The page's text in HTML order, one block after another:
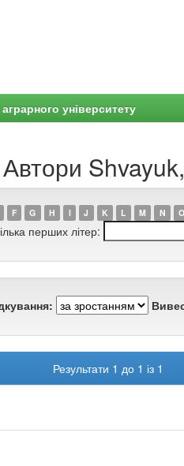
університету
F G H I J K L M N O
перших літер:
Результати 1 до 1 із 1